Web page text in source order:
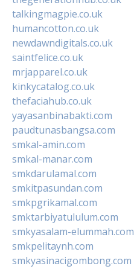
talkingmagpie.co.uk
humancotton.co.uk
newdawndigitals.co.uk
saintfelice.co.uk
mrjapparel.co.uk
kinkycatalog.co.uk
thefaciahub.co.uk
yayasanbinabakti.com
paudtunasbangsa.com
smkal-amin.com
smkal-manar.com
smkdarulamal.com
smkitpasundan.com
smkpgrikamal.com
smktarbiyatululum.com
smkyasalam-elummah.com
smkpelitaynh.com
smkyasinacigombong.com